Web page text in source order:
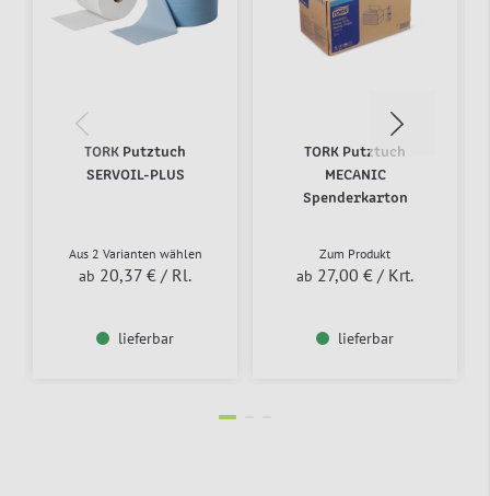
TORK Putztuch
SERVOIL-PLUS
Aus 2 Varianten wählen
ab 20,37 € / Rl.
lieferbar
TORK Putztuch
MECANIC
Spenderkarton
Zum Produkt
ab 27,00 € / Krt.
lieferbar